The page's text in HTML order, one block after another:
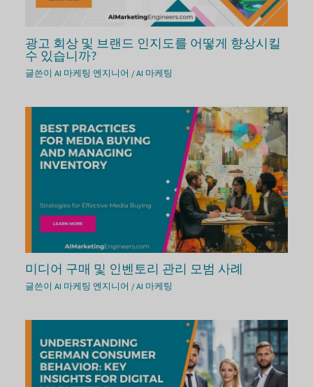
광고 회상 및 브랜드 인지도를 어떻게 향상시킬
수 있습니까?
글쓴이AI 마케팅 엔지니어 /AI 마케팅
미디어 구매 및 인벤토리 관리 모범 사례
글쓴이AI 마케팅 엔지니어 /AI 마케팅